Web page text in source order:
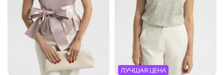
ЛУЧШАЯ ЦЕНА